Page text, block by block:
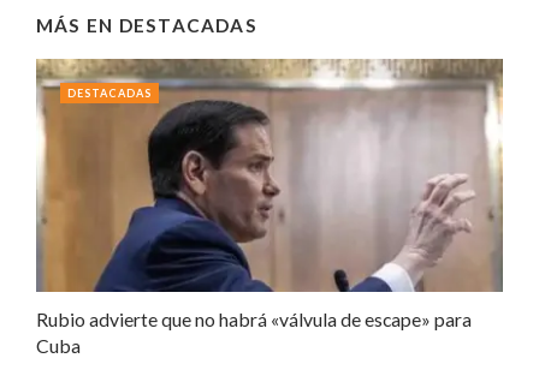
MÁS EN DESTACADAS
Rubio advierte que no habrá «válvula de escape» para
Cuba
DESTACADAS